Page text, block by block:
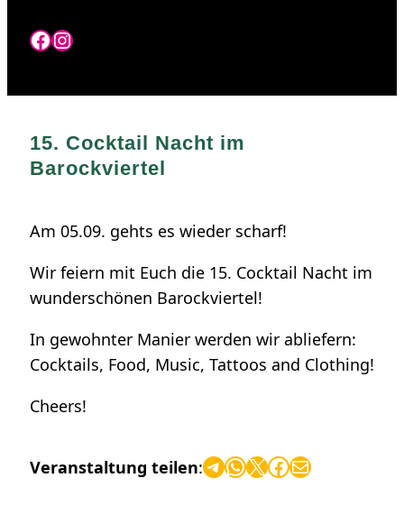
Facebook
Instagram
15. Cocktail Nacht im
Barockviertel
Am 05.09. gehts es wieder scharf!
Wir feiern mit Euch die 15. Cocktail Nacht im
wunderschönen Barockviertel!
In gewohnter Manier werden wir abliefern:
Cocktails, Food, Music, Tattoos and Clothing!
Cheers!
Veranstaltung teilen:TelegramWhatsApp X Facebook E-Mail